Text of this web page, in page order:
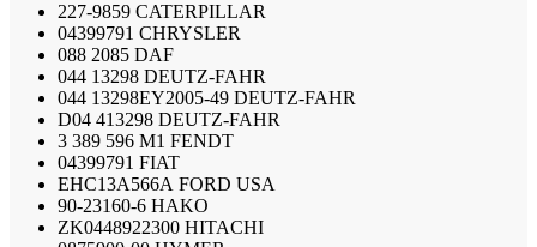
227-9859 CATERPILLAR
04399791 CHRYSLER
088 2085 DAF
044 13298 DEUTZ-FAHR
044 13298EY2005-49 DEUTZ-FAHR
D04 413298 DEUTZ-FAHR
3 389 596 M1 FENDT
04399791 FIAT
EHC13A566A FORD USA
90-23160-6 HAKO
ZK0448922300 HITACHI